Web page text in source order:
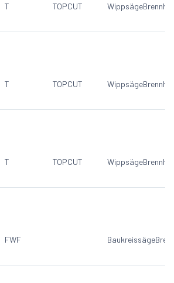
T TOPCUT Wippsäge
T TOPCUT Wippsäge
T TOPCUT Wippsäge
FWF Baukreissäge